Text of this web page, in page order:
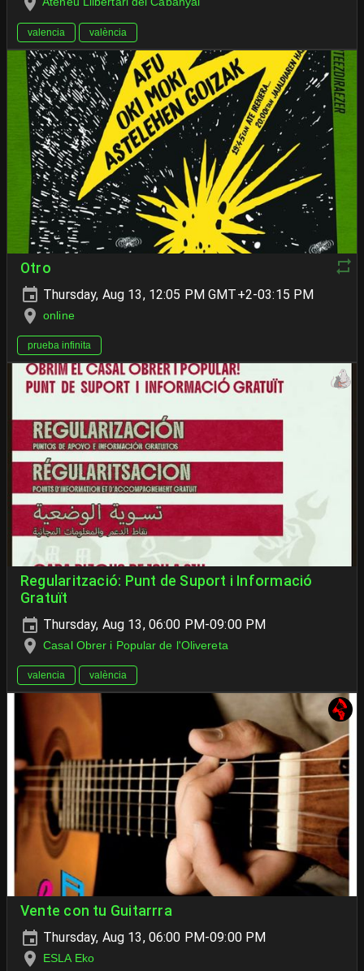
valencia valència
Otro
Thursday, Aug 13, 12:05 PM GMT+2-03:15 PM
online
prueba infinita
Regularització: Punt de Suport i Informació
Gratuït
Thursday, Aug 13, 06:00 PM-09:00 PM
Casal Obrer i Popular de l'Olivereta
valencia valència
Vente con tu Guitarrra
Thursday, Aug 13, 06:00 PM-09:00 PM
ESLA Eko